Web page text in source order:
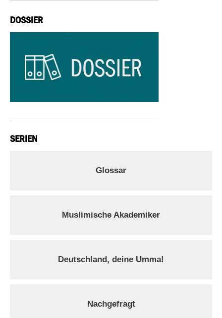
DOSSIER
SERIEN
Glossar
Muslimische Akademiker
Deutschland, deine Umma!
Nachgefragt